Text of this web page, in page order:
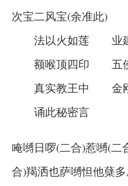
次宝二风宝(余准此)
法以火如莲 业建
额喉顶四印 五佛
真实教王中 金刚
诵此秘密言
唵嚩日啰(二合)惹嚩(二
合)羯洒也萨嚩怛他蘖